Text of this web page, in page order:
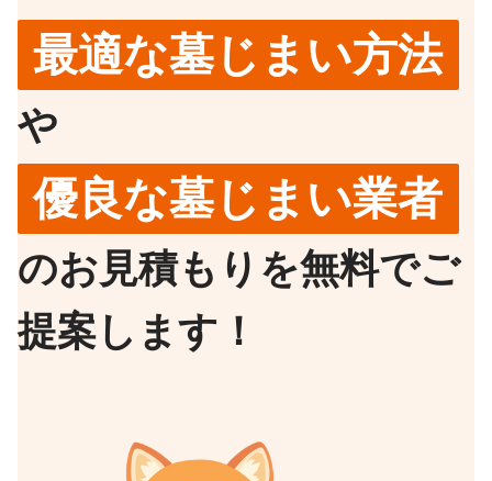
最適な墓じまい方法
や
優良な墓じまい業者
のお見積もりを無料でご
提案します！